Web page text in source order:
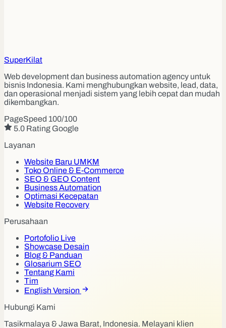
SuperKilat
Web development dan business automation agency untuk
bisnis Indonesia. Kami menghubungkan website, lead, data,
dan operasional menjadi sistem yang lebih cepat dan mudah
dikembangkan.
PageSpeed 100/100
5.0 Rating Google
Layanan
Website Baru UMKM
Toko Online & E-Commerce
SEO & GEO Content
Business Automation
Optimasi Kecepatan
Website Recovery
Perusahaan
Portofolio Live
Showcase Desain
Blog & Panduan
Glosarium SEO
Tentang Kami
Tim
English Version
Hubungi Kami
Tasikmalaya & Jawa Barat, Indonesia. Melayani klien